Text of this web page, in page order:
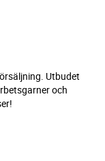
Utbudet
och